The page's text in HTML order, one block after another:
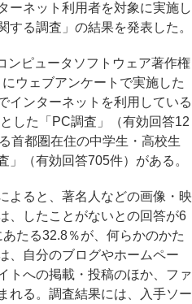
ーネット利用者を対象に実施し
する調査」の結果を発表した。
ピュータソフトウェア著作権
ウェブアンケートで実施した
インターネットを利用している
した「PC調査」（有効回答12
首都圏在住の中学生・高校生
」（有効回答705件）がある。
ると、著名人などの画像・映
、したことがないとの回答が6
たる32.8％が、何らかのかた
、自分のブログやホームペー
トへの掲載・投稿のほか、ファ
れる。調査結果には、入手ソー